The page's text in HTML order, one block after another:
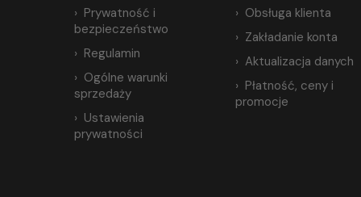
Prywatność i
bezpieczeństwo
Regulamin
Ogólne warunki
sprzedaży
Ustawienia
prywatności
Obsługa klienta
Zakładanie konta
Aktualizacja danych
Płatność, ceny i
promocje